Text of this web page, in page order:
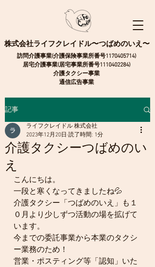
株式会社ライフクレイドル〜つばめのいえ〜
訪問介護事業(介護保険事業所番号1170405714)
​居宅介護事業(居宅事業所番号1110402284)
介護タクシー事業
通信広告事業
記事
介護タクシーつばめのい
え
ライフクレイドル 株式会社
2023年12月20日 読了時間: 1分
こんにちは。
一段と寒くなってきましたね💦
介護タクシー「つばめのいえ」も１
０月より少しずつ活動の場を拡げて
います。
今までの委託事業から本業のタクシ
ー業務のため！
営業・ポスティング等「認知」いた